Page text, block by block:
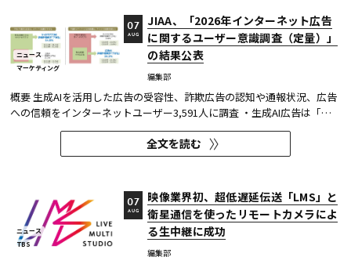
ニュース
マーケティング
JIAA、「2026年インターネット広告
に関するユーザー意識調査（定量）」
の結果公表
編集部
07
AUG
概要 生成AIを活用した広告の受容性、詐欺広告の認知や通報状況、広告
への信頼をインターネットユーザー3,591人に調査 ・生成AI広告は「条
件が整えば活用してよい」が52.0%。AI活用の明示や権利処理など、透
明性への配慮が受容の前提になる。 ・詐欺広告は各タイプとも70％の認
知があり、過去1年以内の接触経験は10～20％台。一方、通報経...
全文を読む
ニュース
TBS
映像業界初、超低遅延伝送「LMS」と
衛星通信を使ったリモートカメラによ
る生中継に成功
編集部
07
AUG